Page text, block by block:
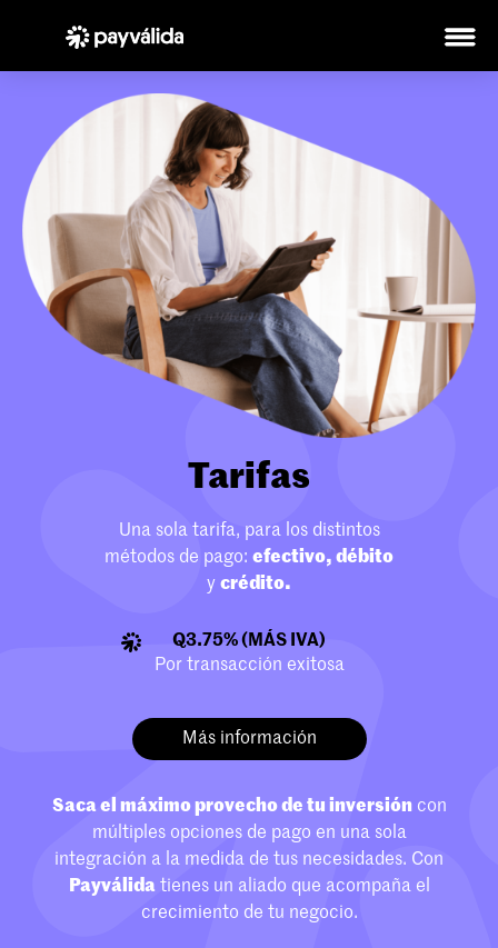
Tarifas
Una sola tarifa, para los distintos
métodos de pago: efectivo, débito
y crédito.
Q3.75% (MÁS IVA)
Por transacción exitosa
Más información
Saca el máximo provecho de tu inversióncon
múltiples opciones de pago en una sola
integración a la medida de tus necesidades. Con
Payválida tienes un aliado que acompaña el
crecimiento de tu negocio.